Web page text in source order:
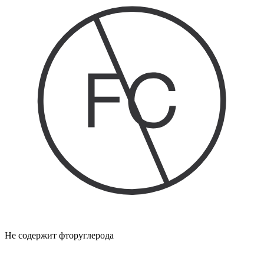
Не содержит фторуглерода